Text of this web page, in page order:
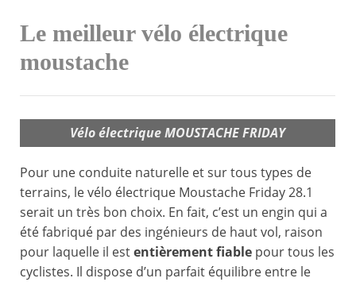
Le meilleur vélo électrique
moustache
Vélo électrique MOUSTACHE FRIDAY
Pour une conduite naturelle et sur tous types de
terrains, le vélo électrique Moustache Friday 28.1
serait un très bon choix. En fait, c’est un engin qui a
été fabriqué par des ingénieurs de haut vol, raison
pour laquelle il estentièrement fiable pour tous les
cyclistes. Il dispose d’un parfait équilibre entre le